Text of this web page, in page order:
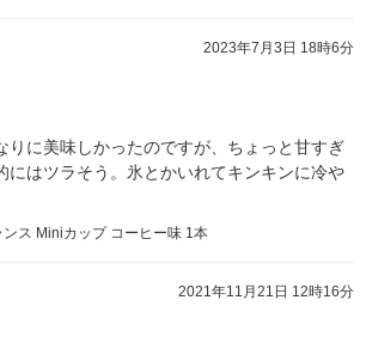
2023年7月3日 18時6分
りに美味しかったのですが、ちょっと甘すぎ
にはツラそう。氷とかいれてキンキンに冷や
ス Miniカップ コーヒー味 1本
2021年11月21日 12時16分